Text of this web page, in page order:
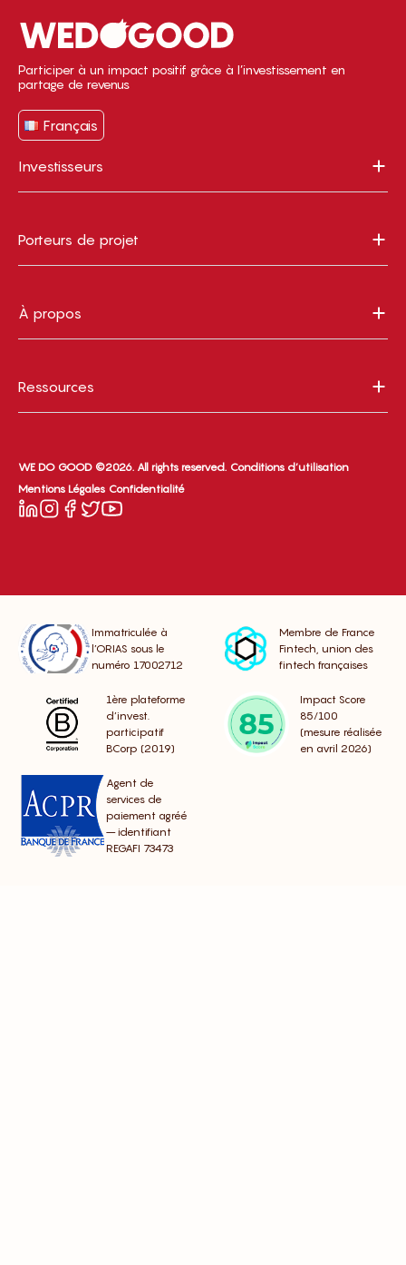
Participer à un impact positif grâce à l’investissement en
partage de revenus
Français
Investisseurs
Porteurs de projet
À propos
Ressources
WE DO GOOD ©2026. All rights reserved. Conditions d’utilisation
Mentions Légales Confidentialité
Immatriculée à
l’ORIAS sous le
numéro 17002712
Membre de France
Fintech, union des
fintech françaises
1ère plateforme
d’invest.
participatif
BCorp (2019)
Impact Score
85/100
(mesure réalisée
en avril 2026)
Agent de
services de
paiement agréé
– identifiant
REGAFI 73473